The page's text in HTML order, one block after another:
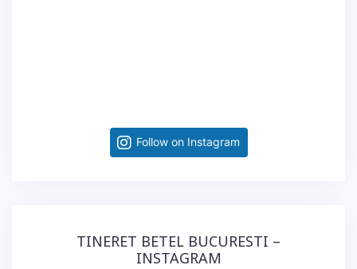
Follow on Instagram
TINERET BETEL BUCURESTI –
INSTAGRAM